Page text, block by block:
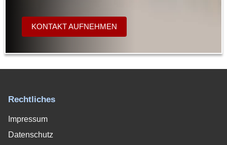
KONTAKT AUFNEHMEN
Rechtliches
Impressum
Datenschutz